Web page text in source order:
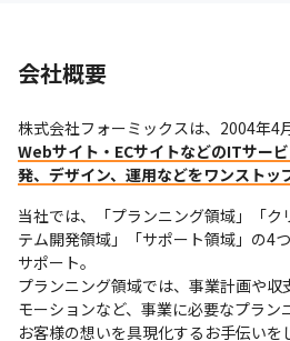
会社概要
Webサイト・ECサイトなどのITサー
発、デザイン、運用などをワンストッ
当社では、「プランニング領域」「ク
テム開発領域」「サポート領域」の4
サポート。
プランニング領域では、事業計画や収
モーションなど、事業に必要なプラン
お客様の想いを具現化するお手伝いを